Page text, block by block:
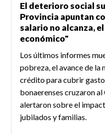
El deterioro social
Provincia apuntan
salario no alcanza,
económico"
Los últimos informes
pobreza, el avance de la
crédito para cubrir
bonaerenses cruzaron
alertaron sobre el
jubilados y familias.